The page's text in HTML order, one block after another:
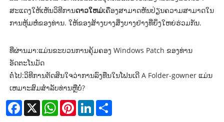
ສະແດງໃຫ້ເຫັນວິທີການດາວໃຫມ່ເຄື່ອງສາມາດຫັນປ່ຽນຄວາມສາມາດໃນ
ການຫຸ້ມຫໍ່ຂອງທ່ານ. ໃຫ້ຂອງສ້າງບາງສິ່ງບາງຢ່າງທີ່ຍິ່ງໃຫຍ່ຮ່ວມກັນ.
ທີ່ຜ່ານມາ:ແມ່ນຂະບວນການຄຸ້ມຄອງ Windows Patch ຂອງທ່ານ
ອັດຕະໂນມັດ
ຕໍ່ໄປ:ວິທີການຕັດສິນໃຈວ່າການລົງທືນໃນໂຟນເດີ A Folder-gowner ແມ່ນ
ເຫມາະສົມສໍາລັບທ່ານຫຼືບໍ່?
Facebook
X WhatsAppPinterestLinkedIn